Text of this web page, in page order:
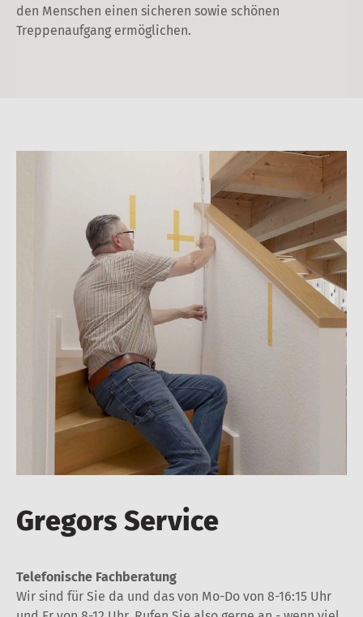
den Menschen einen sicheren sowie schönen
Treppenaufgang ermöglichen.
Gregors Service
Telefonische Fachberatung
Wir sind für Sie da und das von Mo-Do von 8-16:15 Uhr